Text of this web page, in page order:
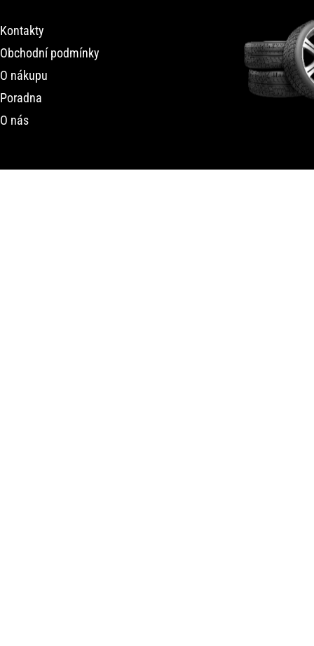
Kontakty
Obchodní podmínky
O nákupu
Poradna
O nás